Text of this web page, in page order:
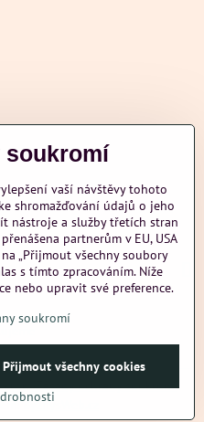
Zásady ochrany soukromí
ByznysWeb.cz
soukromí
vaší návštěvy tohoto
shromažďování údajů o jeho
nástroje a služby třetích stran
partnerům v EU, USA
„Přijmout všechny soubory
s tímto zpracováním. Níže
nebo upravit své preference.
soukromí
Přijmout všechny cookies